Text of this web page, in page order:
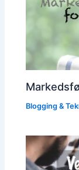
Blogging &